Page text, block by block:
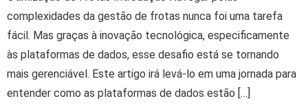
complexidades da gestão de frotas nunca foi uma tarefa
fácil. Mas graças à inovação tecnológica, especificamente
às plataformas de dados, esse desafio está se tornando
mais gerenciável. Este artigo irá levá-lo em uma jornada para
entender como as plataformas de dados estão […]